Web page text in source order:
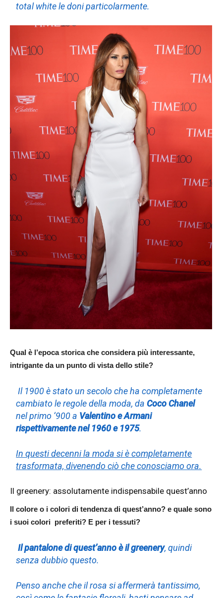
total white le doni particolarmente.
Qual è l’epoca storica che considera più interessante,
intrigante da un punto di vista dello stile?
Il 1900 è stato un secolo che ha completamente
cambiato le regole della moda, da Coco Chanel
nel primo ‘900 a Valentino e Armani
rispettivamente nel 1960 e 1975.
In questi decenni la moda si è completamente
trasformata, divenendo ciò che conosciamo ora.
Il greenery: assolutamente indispensabile quest’anno
Il colore o i colori di tendenza di quest’anno? e quale sono
i suoi colori preferiti? E per i tessuti?
Il pantalone di quest’anno è il greenery, quindi
senza dubbio questo.
Penso anche che il rosa si affermerà tantissimo,